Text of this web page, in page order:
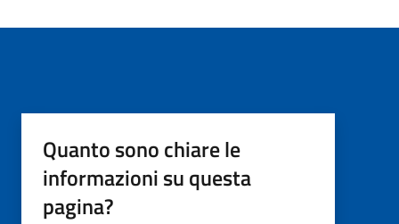
Quanto sono chiare le
informazioni su questa
pagina?